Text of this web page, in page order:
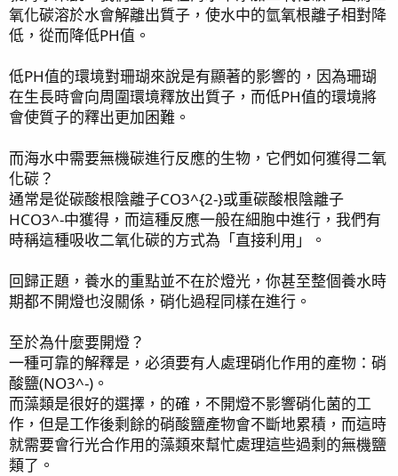
氧化碳溶於水會解離出質子，使水中的氫氧根離子相對降
低，從而降低PH值。
低PH值的環境對珊瑚來說是有顯著的影響的，因為珊瑚
在生長時會向周圍環境釋放出質子，而低PH值的環境將
會使質子的釋出更加困難。
而海水中需要無機碳進行反應的生物，它們如何獲得二氧
化碳？
通常是從碳酸根陰離子CO3^{2-}或重碳酸根陰離子
HCO3^-中獲得，而這種反應一般在細胞中進行，我們有
時稱這種吸收二氧化碳的方式為「直接利用」。
回歸正題，養水的重點並不在於燈光，你甚至整個養水時
期都不開燈也沒關係，硝化過程同樣在進行。
至於為什麼要開燈？
一種可靠的解釋是，必須要有人處理硝化作用的產物：硝
酸鹽(NO3^-)。
而藻類是很好的選擇，的確，不開燈不影響硝化菌的工
作，但是工作後剩餘的硝酸鹽產物會不斷地累積，而這時
就需要會行光合作用的藻類來幫忙處理這些過剩的無機鹽
類了。